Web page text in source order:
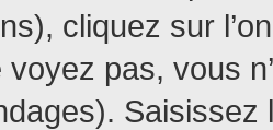
cliquez sur
pas, vous